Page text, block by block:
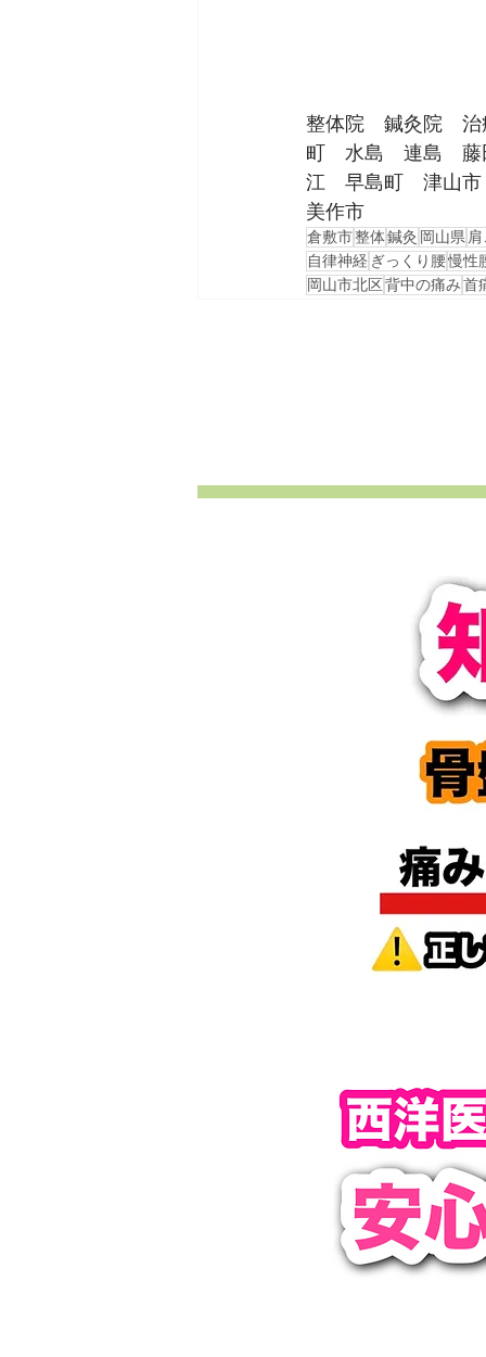
整体院　鍼灸院　
町　水島　連島　
江　早島町　津山
美作市
倉敷市整体鍼灸 岡山県
自律神経 ぎっくり腰慢性
岡山市北区背中の痛み首